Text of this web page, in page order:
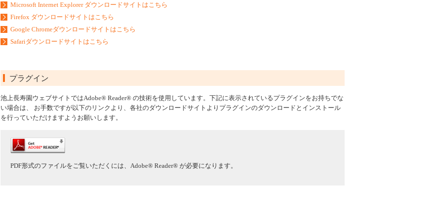
Microsoft Internet Explorer ダウンロードサイトはこちら
Firefox ダウンロードサイトはこちら
Google Chromeダウンロードサイトはこちら
Safariダウンロードサイトはこちら
プラグイン
池上長寿園ウェブサイトではAdobe® Reader® の技術を使用しています。下記に表示されているプラグインをお持ちでな
い場合は、 お手数ですが以下のリンクより、各社のダウンロードサイトよりプラグインのダウンロードとインストール
を行っていただけますようお願いします。
PDF形式のファイルをご覧いただくには、Adobe® Reader® が必要になります。